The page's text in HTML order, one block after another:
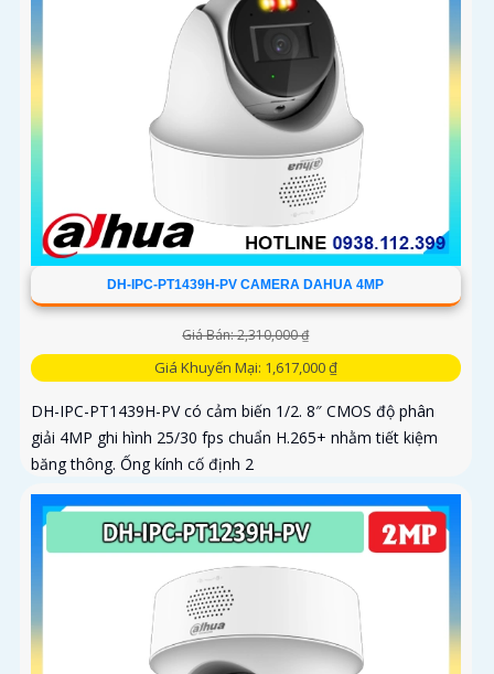
DH-IPC-PT1439H-PV CAMERA DAHUA 4MP
Giá Bán: 2,310,000 ₫
Giá Khuyến Mại: 1,617,000 ₫
DH-IPC-PT1439H-PV có cảm biến 1/2. 8″ CMOS độ phân
giải 4MP ghi hình 25/30 fps chuẩn H.265+ nhằm tiết kiệm
băng thông. Ống kính cố định 2